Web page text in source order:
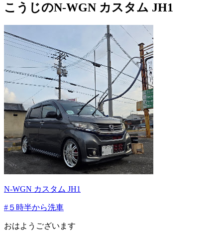
こうじのN-WGN カスタム JH1
N-WGN カスタム JH1
#５時半から洗車
おはようございます